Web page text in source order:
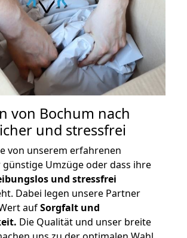
von Bochum nach
und stressfrei
von unserem erfahrenen
Umzüge oder dass ihre
und stressfrei
Dabei legen unsere Partner
aufSorgfalt und
Die Qualität und unser breite